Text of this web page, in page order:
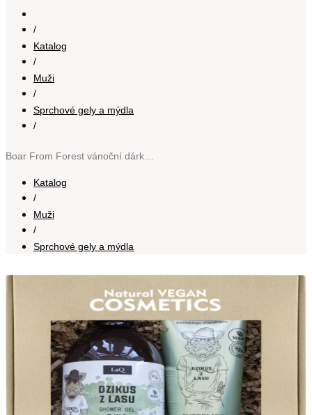
/
Katalog
/
Muži
/
Sprchové gely a mýdla
/
Katalog
/
Muži
/
Sprchové gely a mýdla